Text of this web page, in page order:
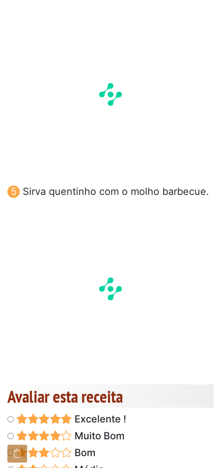
Sirva quentinho com o molho barbecue.
Avaliar esta receita
Excelente !
Muito Bom
Bom